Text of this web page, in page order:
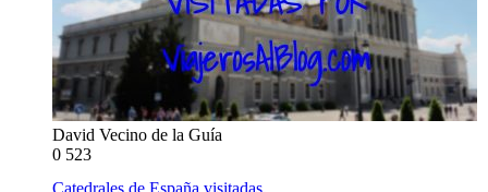
David Vecino de la Guía
0 523